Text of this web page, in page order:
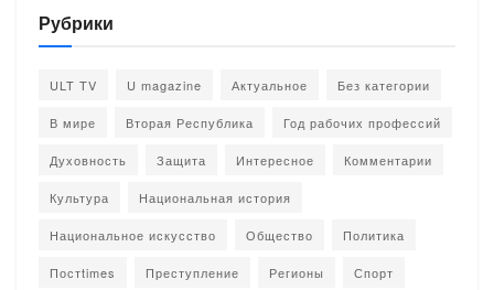
Рубрики
ULT TV U magazine Актуальное Без категории
В мире Вторая Республика Год рабочих профессий
Духовность Защита Интересное Комментарии
Культура Национальная история
Национальное искусство Общество Политика
Постtimes Преступление Регионы Спорт